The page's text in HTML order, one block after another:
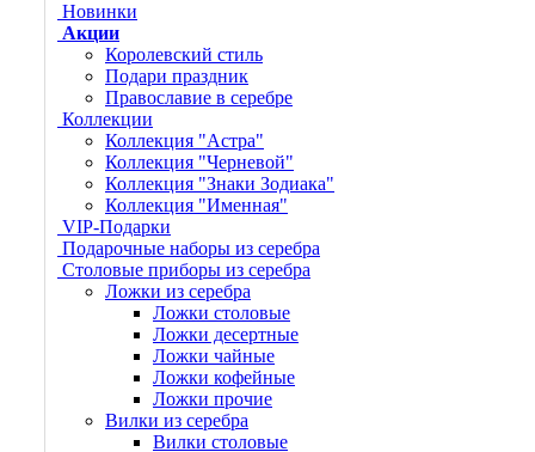
Новинки
Акции
Королевский стиль
Подари праздник
Православие в серебре
Коллекции
Коллекция "Астра"
Коллекция "Черневой"
Коллекция "Знаки Зодиака"
Коллекция "Именная"
VIP-Подарки
Подарочные наборы из серебра
Столовые приборы из серебра
Ложки из серебра
Ложки столовые
Ложки десертные
Ложки чайные
Ложки кофейные
Ложки прочие
Вилки из серебра
Вилки столовые